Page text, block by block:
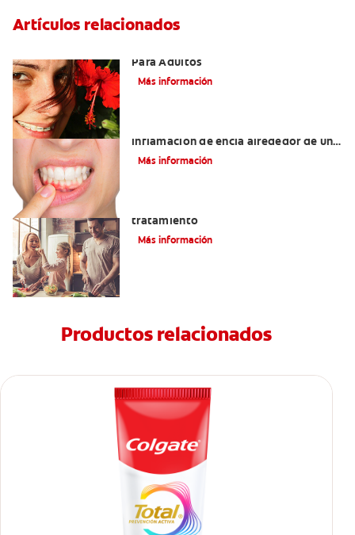
Artículos relacionados
Para Adultos
Más información
inflamación de encía alrededor de un
diente?
Más información
tratamiento
Más información
Productos relacionados